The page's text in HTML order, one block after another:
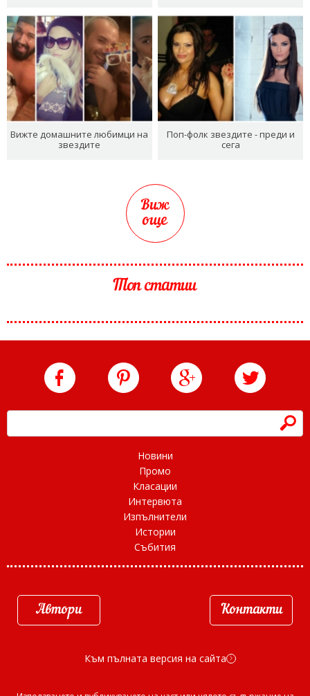
Вижте домашните любимци на
звездите
Поп-фолк звездите - преди и
сега
Виж
още
Топ статии
h
Новини
Промо
Класации
Интервюта
Изпълнители
Истории
Събития
Автори Контакти
Към пълната версия на сайта d